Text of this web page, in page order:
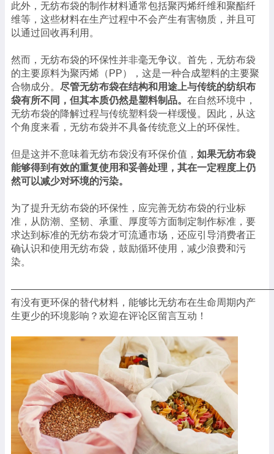
此外，无纺布袋的制作材料通常包括聚丙烯纤维和聚酯纤
维等，这些材料在生产过程中不会产生有害物质，并且可
以通过回收再利用。
然而，无纺布袋的环保性并非毫无争议。首先，无纺布袋
的主要原料为聚丙烯（PP），这是一种合成塑料的主要聚
合物成分。 尽管无纺布袋在结构和用途上与传统的纺织布
袋有所不同，但其本质仍然是塑料制品。 在自然环境中，
无纺布袋的降解过程与传统塑料袋一样缓慢。因此，从这
个角度来看，无纺布袋并不具备传统意义上的环保性。
但是这并不意味着无纺布袋没有环保价值， 如果无纺布袋
能够得到有效的重复使用和妥善处理，其在一定程度上仍
然可以减少对环境的污染。
为了提升无纺布袋的环保性，应完善无纺布袋的行业标
准，从防潮、坚韧、承重、厚度等方面制定制作标准，要
求达到标准的无纺布袋才可流通市场，还应引导消费者正
确认识和使用无纺布袋，鼓励循环使用，减少浪费和污
染。
有没有更环保的替代材料，能够比无纺布在生命周期内产
生更少的环境影响？欢迎在评论区留言互动！